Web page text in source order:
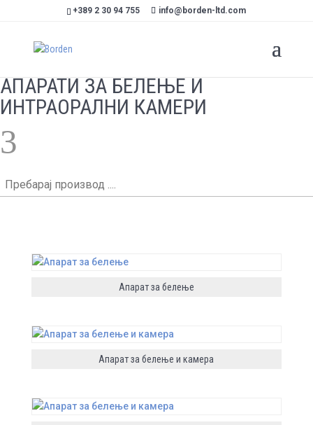
+389 2 30 94 755 info@borden-ltd.com
АПАРАТИ ЗА БЕЛЕЊЕ И
ИНТРАОРАЛНИ КАМЕРИ
3
Пребарај
производ
Апарат за белење
Апарат за белење и камера